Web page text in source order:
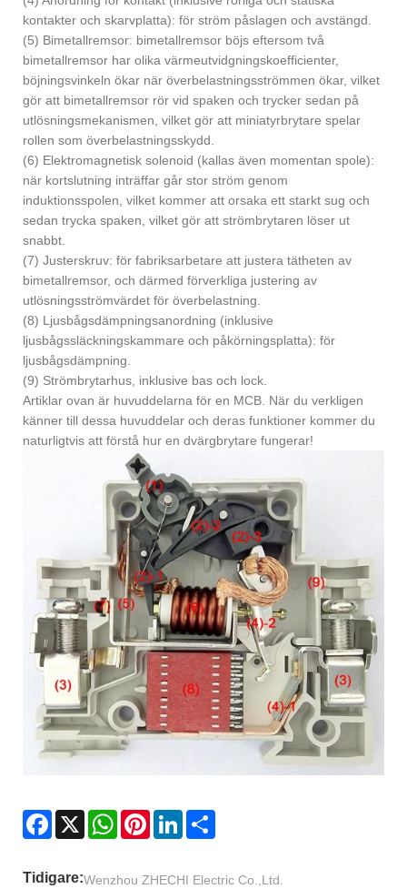
kontakter och skarvplatta): för ström påslagen och avstängd.
(5) Bimetallremsor: bimetallremsor böjs eftersom två
bimetallremsor har olika värmeutvidgningskoefficienter,
böjningsvinkeln ökar när överbelastningsströmmen ökar, vilket
gör att bimetallremsor rör vid spaken och trycker sedan på
utlösningsmekanismen, vilket gör att miniatyrbrytare spelar
rollen som överbelastningsskydd.
(6) Elektromagnetisk solenoid (kallas även momentan spole):
när kortslutning inträffar går stor ström genom
induktionsspolen, vilket kommer att orsaka ett starkt sug och
sedan trycka spaken, vilket gör att strömbrytaren löser ut
snabbt.
(7) Justerskruv: för fabriksarbetare att justera tätheten av
bimetallremsor, och därmed förverkliga justering av
utlösningsströmvärdet för överbelastning.
(8) Ljusbågsdämpningsanordning (inklusive
ljusbågssläckningskammare och påkörningsplatta): för
ljusbågsdämpning.
(9) Strömbrytarhus, inklusive bas och lock.
Artiklar ovan är huvuddelarna för en MCB. När du verkligen
känner till dessa huvuddelar och deras funktioner kommer du
naturligtvis att förstå hur en dvärgbrytare fungerar!
Facebook
X WhatsAppPinterestLinkedIn
Tidigare:Wenzhou ZHECHI Electric Co.,Ltd.